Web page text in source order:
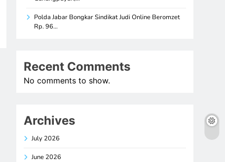
Polda Jabar Bongkar Sindikat Judi Online Beromzet
Rp. 96…
Recent Comments
No comments to show.
Archives
July 2026
June 2026